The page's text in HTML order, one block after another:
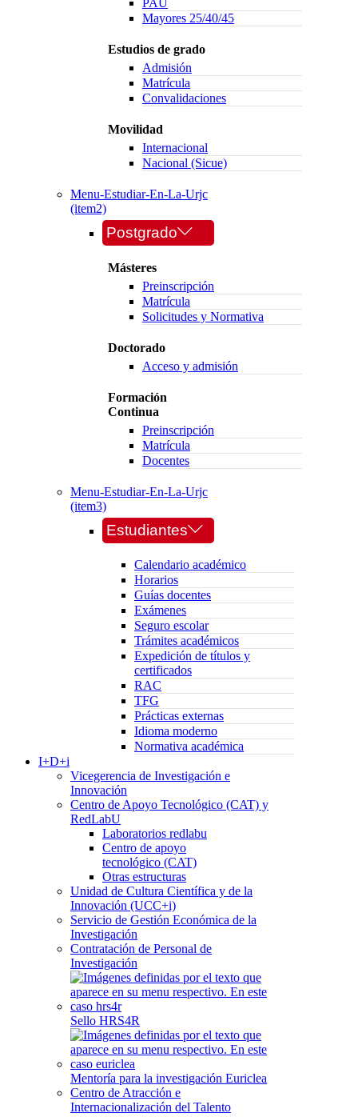
PAU
Mayores 25/40/45
Estudios de grado
Admisión
Matrícula
Convalidaciones
Movilidad
Internacional
Nacional (Sicue)
Menu-Estudiar-En-La-Urjc
(item2)
Postgrado
Másteres
Preinscripción
Matrícula
Solicitudes y Normativa
Doctorado
Acceso y admisión
Formación
Continua
Preinscripción
Matrícula
Docentes
Menu-Estudiar-En-La-Urjc
(item3)
Estudiantes
Calendario académico
Horarios
Guías docentes
Exámenes
Seguro escolar
Trámites académicos
Expedición de títulos y
certificados
RAC
TFG
Prácticas externas
Idioma moderno
Normativa académica
I+D+i
Vicegerencia de Investigación e
Innovación
Centro de Apoyo Tecnológico (CAT) y
RedLabU
Laboratorios redlabu
Centro de apoyo
tecnológico (CAT)
Otras estructuras
Unidad de Cultura Científica y de la
Innovación (UCC+i)
Servicio de Gestión Económica de la
Investigación
Contratación de Personal de
Investigación
Sello HRS4R
Mentoría para la investigación Euriclea
Centro de Atracción e
Internacionalización del Talento